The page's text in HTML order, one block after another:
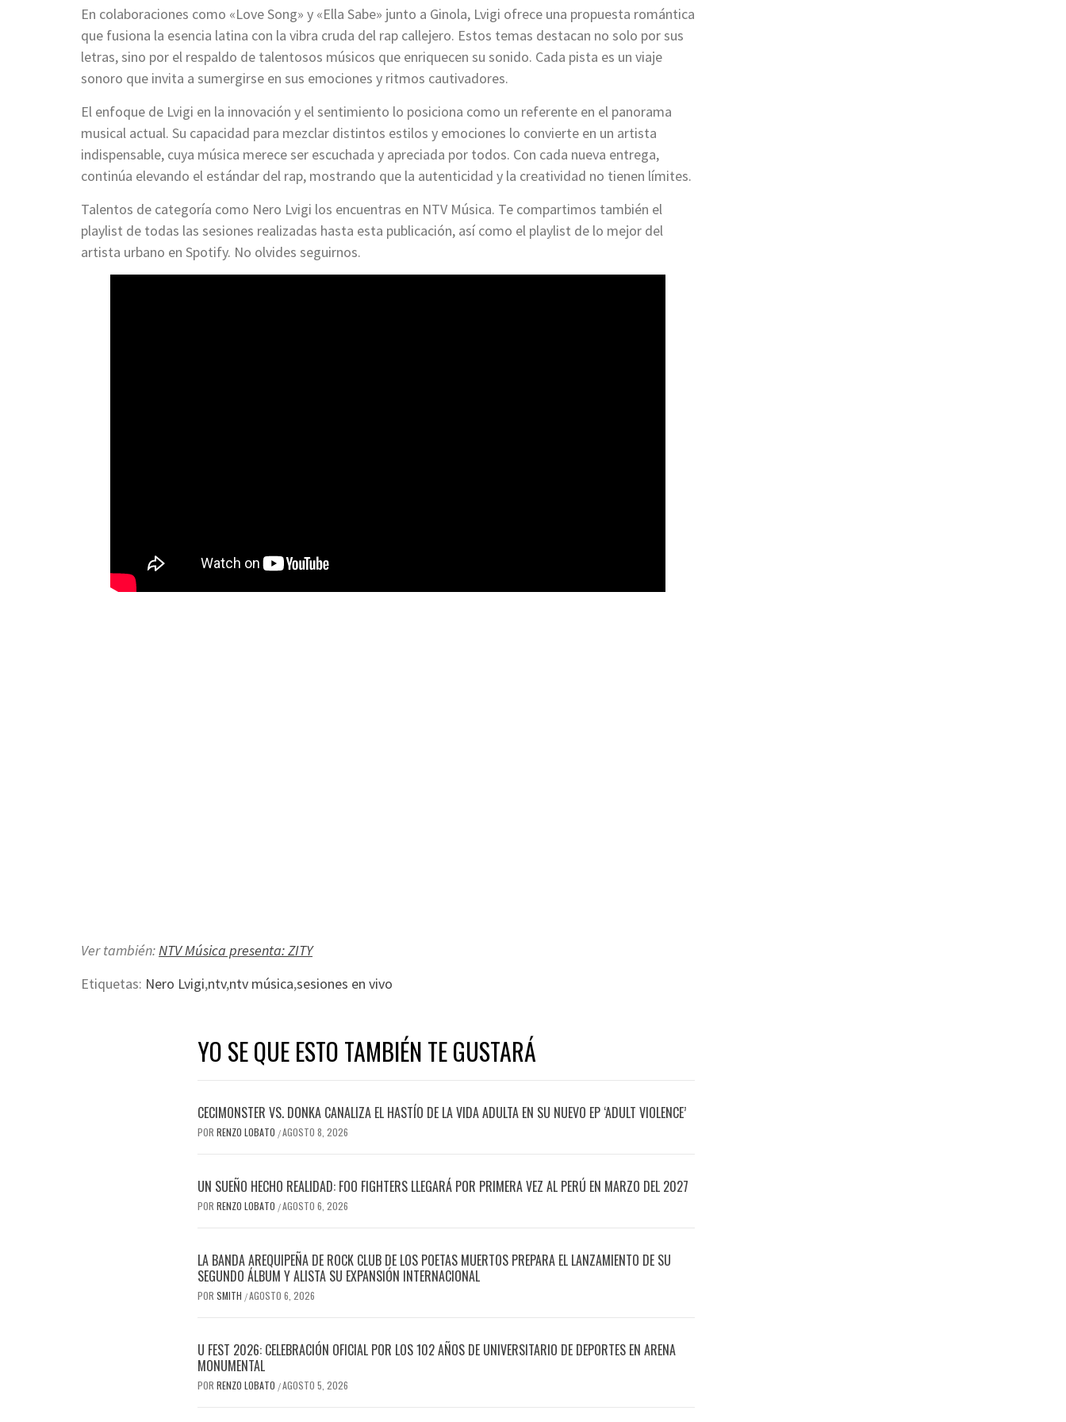
En colaboraciones como «Love Song» y «Ella Sabe» junto a Ginola, Lvigi ofrece una propuesta romántica
que fusiona la esencia latina con la vibra cruda del rap callejero. Estos temas destacan no solo por sus
letras, sino por el respaldo de talentosos músicos que enriquecen su sonido. Cada pista es un viaje
sonoro que invita a sumergirse en sus emociones y ritmos cautivadores.
El enfoque de Lvigi en la innovación y el sentimiento lo posiciona como un referente en el panorama
musical actual. Su capacidad para mezclar distintos estilos y emociones lo convierte en un artista
indispensable, cuya música merece ser escuchada y apreciada por todos. Con cada nueva entrega,
continúa elevando el estándar del rap, mostrando que la autenticidad y la creatividad no tienen límites.
Talentos de categoría como Nero Lvigi los encuentras en NTV Música. Te compartimos también el
playlist de todas las sesiones realizadas hasta esta publicación, así como el playlist de lo mejor del
artista urbano en Spotify. No olvides seguirnos.
Ver también:NTV Música presenta: ZITY
Etiquetas: Nero Lvigi,ntv,ntv música,sesiones en vivo
YO SE QUE ESTO TAMBIÉN TE GUSTARÁ
CECIMONSTER VS. DONKA CANALIZA EL HASTÍO DE LA VIDA ADULTA EN SU NUEVO EP ‘ADULT VIOLENCE’
POR RENZO LOBATO /AGOSTO 8, 2026
UN SUEÑO HECHO REALIDAD: FOO FIGHTERS LLEGARÁ POR PRIMERA VEZ AL PERÚ EN MARZO DEL 2027
POR RENZO LOBATO /AGOSTO 6, 2026
LA BANDA AREQUIPEÑA DE ROCK CLUB DE LOS POETAS MUERTOS PREPARA EL LANZAMIENTO DE SU
SEGUNDO ÁLBUM Y ALISTA SU EXPANSIÓN INTERNACIONAL
POR SMITH /AGOSTO 6, 2026
U FEST 2026: CELEBRACIÓN OFICIAL POR LOS 102 AÑOS DE UNIVERSITARIO DE DEPORTES EN ARENA
MONUMENTAL
POR RENZO LOBATO /AGOSTO 5, 2026